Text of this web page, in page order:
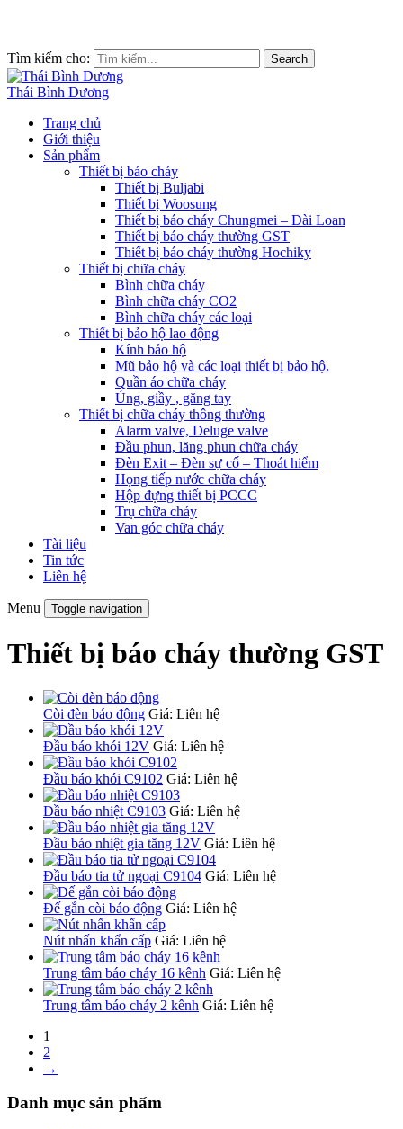
Tìm kiếm cho: Search
Thái Bình Dương
Trang chủ
Giới thiệu
Sản phẩm
Thiết bị báo cháy
Thiết bị Buljabi
Thiết bị Woosung
Thiết bị báo cháy Chungmei – Đài Loan
Thiết bị báo cháy thường GST
Thiết bị báo cháy thường Hochiky
Thiết bị chữa cháy
Bình chữa cháy
Bình chữa cháy CO2
Bình chữa cháy các loại
Thiết bị bảo hộ lao động
Kính bảo hộ
Mũ bảo hộ và các loại thiết bị bảo hộ.
Quần áo chữa cháy
Ủng, giầy , găng tay
Thiết bị chữa cháy thông thường
Alarm valve, Deluge valve
Đầu phun, lăng phun chữa cháy
Đèn Exit – Đèn sự cố – Thoát hiểm
Họng tiếp nước chữa cháy
Hộp đựng thiết bị PCCC
Trụ chữa cháy
Van góc chữa cháy
Tài liệu
Tin tức
Liên hệ
Menu Toggle navigation
Thiết bị báo cháy thường GST
Còi đèn báo động Giá: Liên hệ
Đầu báo khói 12V Giá: Liên hệ
Đầu báo khói C9102 Giá: Liên hệ
Đầu báo nhiệt C9103 Giá: Liên hệ
Đầu báo nhiệt gia tăng 12V Giá: Liên hệ
Đầu báo tia tử ngoại C9104 Giá: Liên hệ
Đế gắn còi báo động Giá: Liên hệ
Nút nhấn khẩn cấp Giá: Liên hệ
Trung tâm báo cháy 16 kênh Giá: Liên hệ
Trung tâm báo cháy 2 kênh Giá: Liên hệ
1
2
→
Danh mục sản phẩm